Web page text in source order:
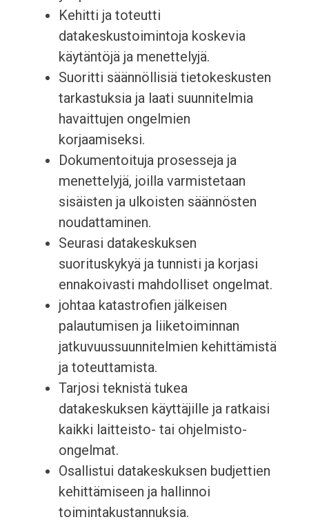
Kehitti ja toteutti
datakeskustoimintoja koskevia
käytäntöjä ja menettelyjä.
Suoritti säännöllisiä tietokeskusten
tarkastuksia ja laati suunnitelmia
havaittujen ongelmien
korjaamiseksi.
Dokumentoituja prosesseja ja
menettelyjä, joilla varmistetaan
sisäisten ja ulkoisten säännösten
noudattaminen.
Seurasi datakeskuksen
suorituskykyä ja tunnisti ja korjasi
ennakoivasti mahdolliset ongelmat.
johtaa katastrofien jälkeisen
palautumisen ja liiketoiminnan
jatkuvuussuunnitelmien kehittämistä
ja toteuttamista.
Tarjosi teknistä tukea
datakeskuksen käyttäjille ja ratkaisi
kaikki laitteisto- tai ohjelmisto-
ongelmat.
Osallistui datakeskuksen budjettien
kehittämiseen ja hallinnoi
toimintakustannuksia.